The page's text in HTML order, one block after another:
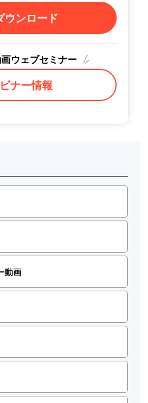
ウンロード
ウェブセミナー
ナー情報
動画